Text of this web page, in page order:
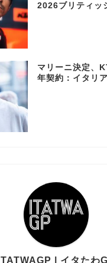
2026ブリティッ
マリーニ決定、
年契約：イタリ
ITATWAGP | イタたわ